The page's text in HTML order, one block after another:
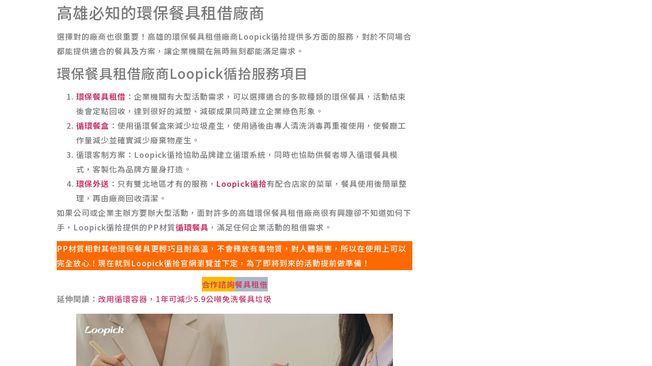
高雄必知的環保餐具租借廠商
選擇對的廠商也很重要！高雄的環保餐具租借廠商Loopick循拾提供多方面的服務，對於不同場合
都能提供適合的餐具及方案，讓企業機關在無時無刻都能滿足需求。
環保餐具租借廠商Loopick循拾服務項目
環保餐具租借 ：企業機關有大型活動需求，可以選擇適合的多款種類的環保餐具，活動結束
後會定點回收，達到很好的減塑、減碳成果同時建立企業綠色形象。
循環餐盒 ：使用循環餐盒來減少垃圾產生，使用過後由專人清洗消毒再重複使用，使餐廳工
作量減少並確實減少廢棄物產生。
循環客制方案：Loopick循拾協助品牌建立循環系統，同時也協助供餐者導入循環餐具模
式，客製化為品牌方量身打造。
環保外送 ：只有雙北地區才有的服務， Loopick循拾有配合店家的菜單，餐具使用後簡單整
理，再由廠商回收清潔。
如果公司或企業主辦方要辦大型活動，面對許多的高雄環保餐具租借廠商很有興趣卻不知道如何下
手，Loopick循拾提供的PP材質循環餐具 ，滿足任何企業活動的租借需求。
PP材質相對其他環保餐具更輕巧且耐高溫，不會釋放有毒物質，對人體無害，所以在使用上可以
完全放心！現在就到Loopick循拾官網瀏覽並下定，為了即將到來的活動提前做準備！
合作諮詢餐具租借
延伸閱讀： 改用循環容器，1年可減少5.9公噸免洗餐具垃圾